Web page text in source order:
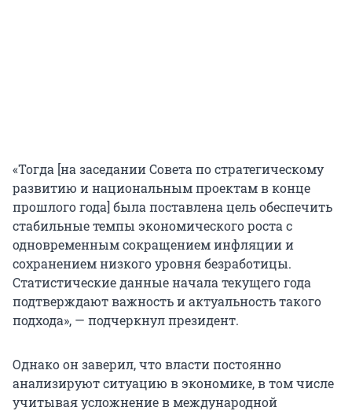
«Тогда [на заседании Совета по стратегическому
развитию и национальным проектам в конце
прошлого года] была поставлена цель обеспечить
стабильные темпы экономического роста с
одновременным сокращением инфляции и
сохранением низкого уровня безработицы.
Статистические данные начала текущего года
подтверждают важность и актуальность такого
подхода», — подчеркнул президент.
Однако он заверил, что власти постоянно
анализируют ситуацию в экономике, в том числе
учитывая усложнение в международной